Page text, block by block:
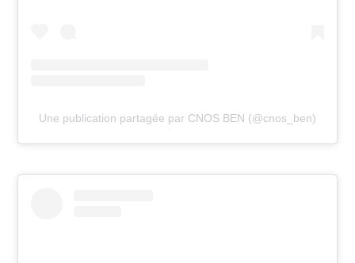
Une publication partagée par CNOS BEN (@cnos_ben)